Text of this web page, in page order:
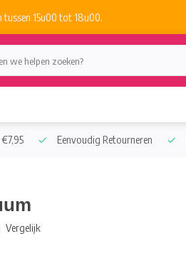
15u00 tot 18u00.
Eenvoudig Retourneren
Vergelijk